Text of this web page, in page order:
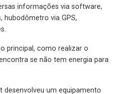
informações via software,
via GPS,
principal, como realizar o
se não tem energia para
desenvolveu um equipamento